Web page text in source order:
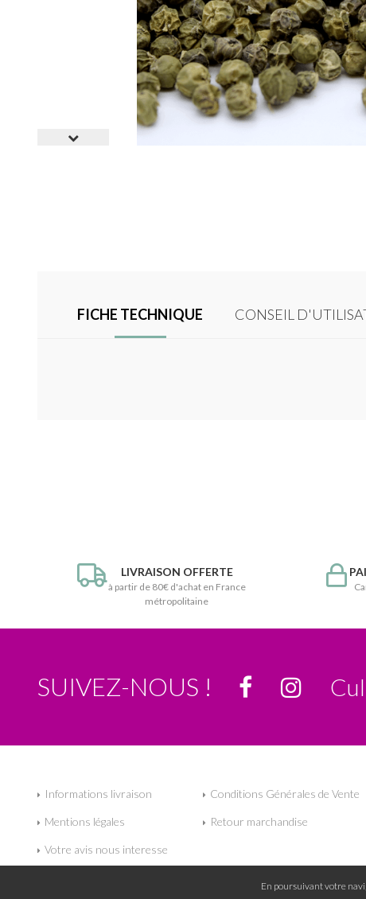
FICHE TECHNIQUE CONSEIL
LIVRAISON OFFERTE
à partir de 80€ d'achat en France
métropolitaine
SUIVEZ-NOUS !
Informations livraison Conditions Générales de Vente
Mentions légales Retour marchandise
Votre avis nous interesse
En poursuivant votre